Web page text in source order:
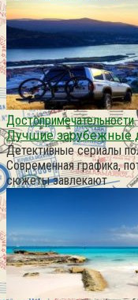
Достопримечательности
Лучшие зарубежные
Детективные сериалы
Современная графика,
сюжеты завлекают